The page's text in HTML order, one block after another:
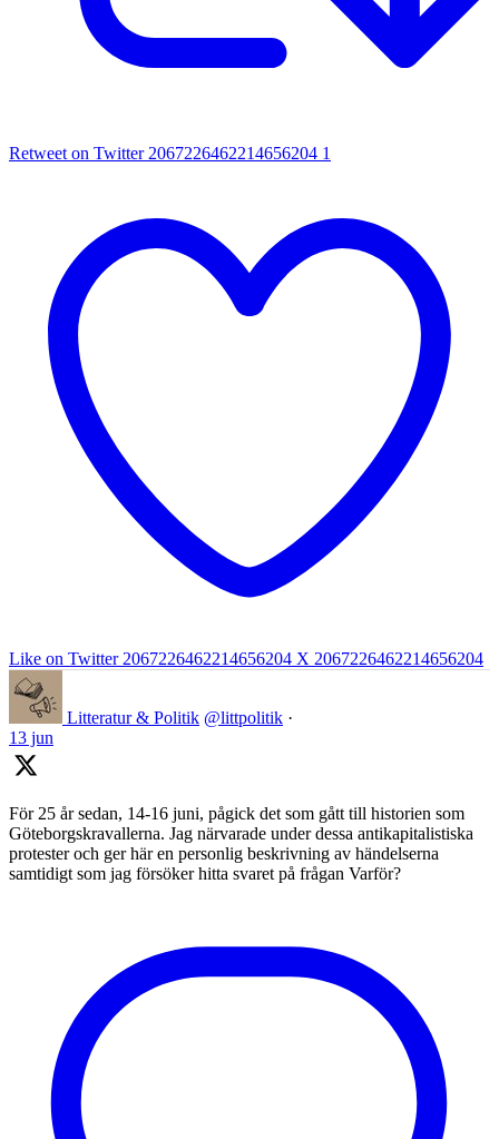
Retweet on Twitter 2067226462214656204 1
Like on Twitter 2067226462214656204 X 2067226462214656204
Litteratur & Politik @littpolitik ·
13 jun
För 25 år sedan, 14-16 juni, pågick det som gått till historien som
Göteborgskravallerna. Jag närvarade under dessa antikapitalistiska
protester och ger här en personlig beskrivning av händelserna
samtidigt som jag försöker hitta svaret på frågan Varför?